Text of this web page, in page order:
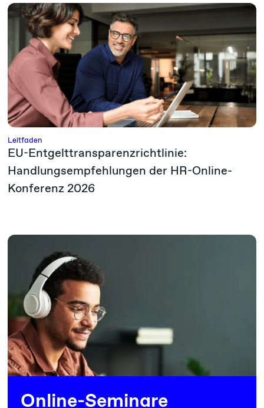
Leitfaden
EU-Entgelttransparenzrichtlinie:
Handlungsempfehlungen der HR-Online-
Konferenz 2026
Online-Seminare